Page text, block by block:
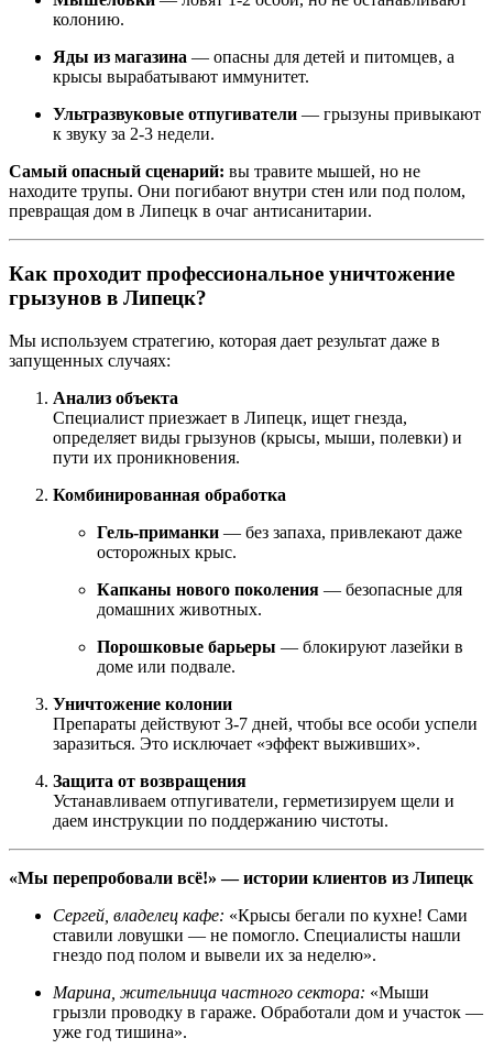
колонию.
Яды из магазина — опасны для детей и питомцев, а
крысы вырабатывают иммунитет.
Ультразвуковые отпугиватели — грызуны привыкают
к звуку за 2-3 недели.
Самый опасный сценарий: вы травите мышей, но не
находите трупы. Они погибают внутри стен или под полом,
превращая дом в Липецк в очаг антисанитарии.
Как проходит профессиональное уничтожение
грызунов в Липецк?
Мы используем стратегию, которая дает результат даже в
запущенных случаях:
Анализ объекта
Специалист приезжает в Липецк, ищет гнезда,
определяет виды грызунов (крысы, мыши, полевки) и
пути их проникновения.
Комбинированная обработка
Гель-приманки — без запаха, привлекают даже
осторожных крыс.
Капканы нового поколения — безопасные для
домашних животных.
Порошковые барьеры — блокируют лазейки в
доме или подвале.
Уничтожение колонии
Препараты действуют 3-7 дней, чтобы все особи успели
заразиться. Это исключает «эффект выживших».
Защита от возвращения
Устанавливаем отпугиватели, герметизируем щели и
даем инструкции по поддержанию чистоты.
«Мы перепробовали всё!» — истории клиентов из Липецк
Сергей, владелец кафе: «Крысы бегали по кухне! Сами
ставили ловушки — не помогло. Специалисты нашли
гнездо под полом и вывели их за неделю».
Марина, жительница частного сектора: «Мыши
грызли проводку в гараже. Обработали дом и участок —
уже год тишина».